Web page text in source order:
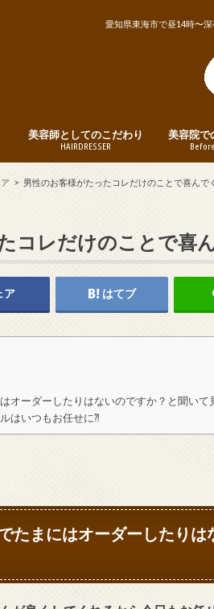
愛知県東海市で昼14時〜
美容師としてのこだわり
HAIRDRESSER
美容院で
男性のお客様がたったコレだけのことで喜んで
コレだけのことで喜
ア はてブ
オーダーしたりはないのですか？と聞いて
はいつもお任せに⁈
たまにはオーダーしたりは